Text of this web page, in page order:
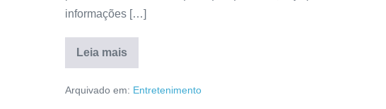
informações […]
Leia mais
GoldCardTv
É
Arquivado em: Entretenimento